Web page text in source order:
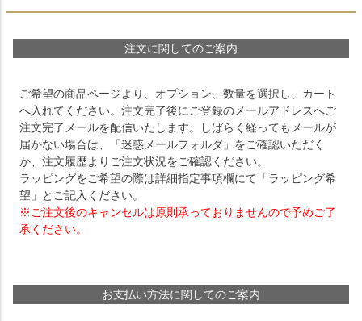
注文に関してのご案内
ご希望の商品ページより、オプション、数量を選択し、カート
へ入れてください。注文完了後にご登録のメールアドレスへご
注文完了メールを配信いたします。しばらく経ってもメールが
届かない場合は、「迷惑メールフォルダ」をご確認いただく
か、注文履歴よりご注文状況をご確認ください。
ラッピングをご希望の際は詳細指定事項欄にて「ラッピング希
望」とご記入ください。
※ご注文後のキャンセルは原則承っておりませんので予めご了
承ください。
お支払い方法に関してのご案内